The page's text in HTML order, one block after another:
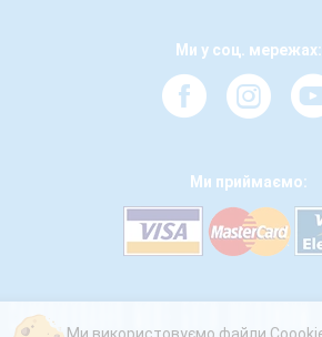
Ми у соц. мережах:
Ми приймаємо: